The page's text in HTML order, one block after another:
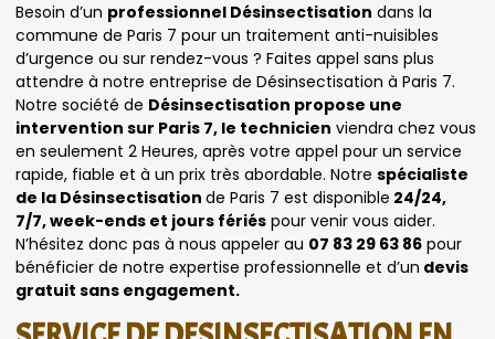
Besoin d’un professionnel Désinsectisation dans la
commune de Paris 7 pour un traitement anti-nuisibles
d’urgence ou sur rendez-vous ? Faites appel sans plus
attendre à notre entreprise de Désinsectisation à Paris 7.
Notre société de Désinsectisation propose une
intervention sur Paris 7, le technicien viendra chez vous
en seulement 2 Heures, après votre appel pour un service
rapide, fiable et à un prix très abordable. Notre spécialiste
de la Désinsectisation de Paris 7 est disponible 24/24,
7/7, week-ends et jours fériés pour venir vous aider.
N’hésitez donc pas à nous appeler au 07 83 29 63 86 pour
bénéficier de notre expertise professionnelle et d’un devis
gratuit sans engagement.